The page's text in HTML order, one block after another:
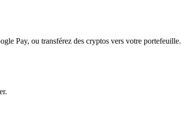
Pay, ou transférez des cryptos vers votre portefeuille.